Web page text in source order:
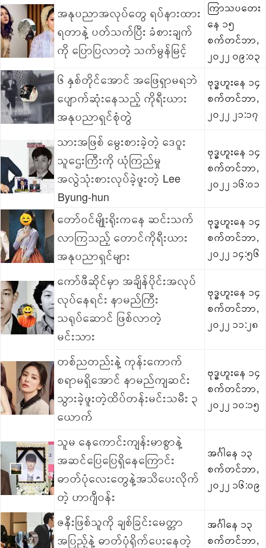
အနုပညာအလုပ်တွေ ရပ်နားထား
ရတာနဲ့ ပတ်သက်ပြီး ခံစားချက်
ကို ပြောပြလာတဲ့ သက်မွန်မြင့်
ကြာသပတေး
နေ ၁၅
စက်တင်ဘာ,
၂၀၂၂ ၀၉:၀၃
၆ နှစ်တိုင်အောင် အဖြေရှာမရဘဲ
ပျောက်ဆုံးနေသည့် ကိုရီးယား
အနုပညာရှင်စုံတွဲ
ဗုဒ္ဓဟူးနေ ၁၄
စက်တင်ဘာ,
၂၀၂၂ ၂၁:၁၇
သားအဖြစ် မွေးစားခဲ့တဲ့ ဒေဝူး
သူဌေးကြီးကို ယုံကြည်မှု
အလွဲသုံးစားလုပ်ခဲ့ဖူးတဲ့ Lee
Byung-hun
ဗုဒ္ဓဟူးနေ ၁၄
စက်တင်ဘာ,
၂၀၂၂ ၁၆:၀၁
တော်ဝင်မျိုးရိုးကနေ ဆင်းသက်
လာကြသည့် တောင်ကိုရီးယား
အနုပညာရှင်များ
ဗုဒ္ဓဟူးနေ ၁၄
စက်တင်ဘာ,
၂၀၂၂ ၁၄:၅၆
ကော်ဖီဆိုင်မှာ အချိန်ပိုင်းအလုပ်
လုပ်နေရင်း နာမည်ကြီး
သရုပ်ဆောင် ဖြစ်လာတဲ့
မင်းသား
ဗုဒ္ဓဟူးနေ ၁၄
စက်တင်ဘာ,
၂၀၂၂ ၁၁:၂၈
တစ်ညတည်းနဲ့ ကုန်းကောက်
စရာမရှိအောင် နာမည်ကျဆင်း
သွားခဲ့ဖူးတဲ့ထိပ်တန်းမင်းသမီး ၃
ယောက်
ဗုဒ္ဓဟူးနေ ၁၄
စက်တင်ဘာ,
၂၀၂၂ ၁၀:၁၅
သူမ နေကောင်းကျန်းမာစွာနဲ့
အဆင်ပြေပြေရှိနေကြောင်း
ဓာတ်ပုံလေးတွေနဲ့အသိပေးလိုက်
တဲ့ ဟာဂျီဝန်း
အင်္ဂါနေ ၁၃
စက်တင်ဘာ,
၂၀၂၂ ၁၆:၀၉
ဇနီးဖြစ်သူကို ချစ်ခြင်းမေတ္တာ
အပြည့်နဲ့ ဓာတ်ပုံရိုက်ပေးနေတဲ့
အင်္ဂါနေ ၁၃
စက်တင်ဘာ,